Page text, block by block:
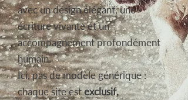
avec un design élégant, une
écriture vivante et un
accompagnement profondément
humain.
Ici, pas de modèle générique :
chaque site estexclusif,